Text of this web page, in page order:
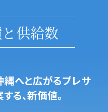
供給数
縄へと広がるプレサ
る、新価値。